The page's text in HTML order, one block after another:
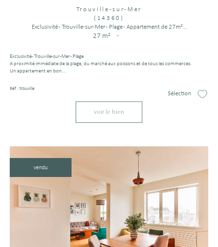
Trouville-sur-Mer
(14360)
Exclusivité - Trouville-sur-Mer - Plage - Appartement de 27m²...
27 m² -
Exclusivité - Trouville-sur-Mer - Plage
A proximité immédiate de la plage, du marché aux poissons et de tous les commerces.
Un appartement en bon...
Réf : trouville
Sélection
voir le bien
vendu